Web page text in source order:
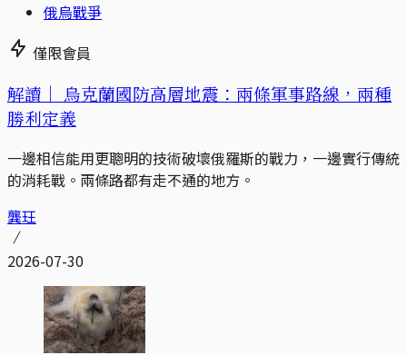
俄烏戰爭
僅限會員
解讀｜ 烏克蘭國防高層地震：兩條軍事路線，兩種
勝利定義
一邊相信能用更聰明的技術破壞俄羅斯的戰力，一邊實行傳統
的消耗戰。兩條路都有走不通的地方。
龔玨
2026-07-30